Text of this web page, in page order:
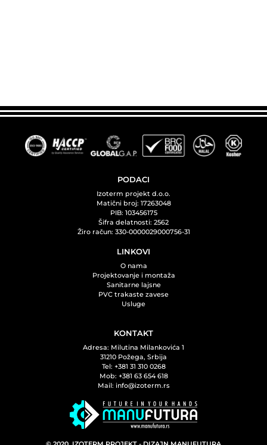
PODACI
Izoterm projekt d.o.o.
Matični broj: 17263048
PIB: 103456175
Šifra delatnosti: 2562
Žiro račun: 330-0000029000756-31
LINKOVI
O nama
Projektovanje i montaža
Sanitarne lajsne
PVC trakaste zavese
Usluge
KONTAKT
Adresa: Milutina Milankovića 1
31210 Požega, Srbija
Tel: +381 31 310 0268
Mob: +381 63 654 618
Mail: info@izoterm.rs